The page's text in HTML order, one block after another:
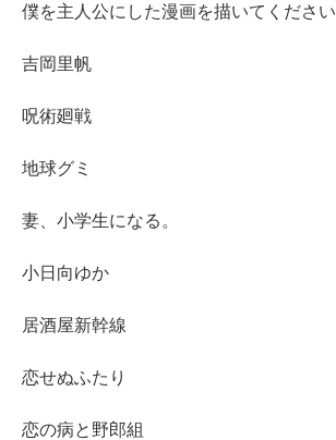
僕を主人公にした漫画を描いてください
吉岡里帆
呪術廻戦
地球グミ
妻、小学生になる。
小日向ゆか
居酒屋新幹線
恋せぬふたり
恋の病と野郎組